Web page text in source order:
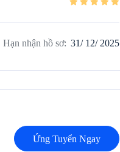
Hạn nhận hồ sơ: 31/ 12/ 2025
Ứng Tuyển Ngay